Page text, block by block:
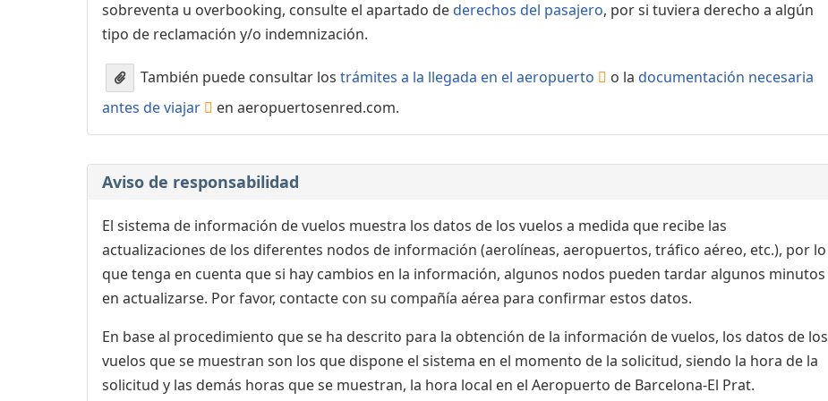
sobreventa u overbooking, consulte el apartado dederechos del pasajero, por si tuviera derecho a algún
tipo de reclamación y/o indemnización.
También puede consultar los trámites a la llegada en el aeropuerto o la documentación necesaria
antes de viajar
en aeropuertosenred.com.
Aviso de responsabilidad
El sistema de información de vuelos muestra los datos de los vuelos a medida que recibe las
actualizaciones de los diferentes nodos de información (aerolíneas, aeropuertos, tráfico aéreo, etc.), por lo
que tenga en cuenta que si hay cambios en la información, algunos nodos pueden tardar algunos minutos
en actualizarse. Por favor, contacte con su compañía aérea para confirmar estos datos.
En base al procedimiento que se ha descrito para la obtención de la información de vuelos, los datos de los
vuelos que se muestran son los que dispone el sistema en el momento de la solicitud, siendo la hora de la
solicitud y las demás horas que se muestran, la hora local en el Aeropuerto de Barcelona-El Prat.